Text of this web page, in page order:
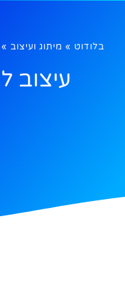
בלודוט » מיתוג ועיצוב »
עיצוב